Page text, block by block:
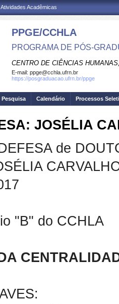
Acadêmicas
PPGE/CCHLA
PROGRAMA DE PÓS-
CENTRO DE CIÊNCIAS
E-mail: ppge@cchla.ufrn.br
https://posgraduacao.ufrn.br/ppge
Pesquisa Calendário Processos
JOSÉLIA
de
"B" do CCHLA